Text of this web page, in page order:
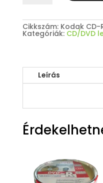
újraírható
normál
tok
mennyiség
Cikkszám: Kodak
Kategóriák: CD/DVD
Leírás